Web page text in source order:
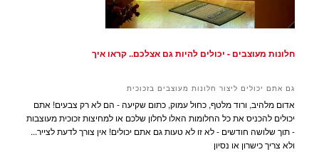
חלונות מעוצבים - יכולים להיות גם אצלכם.. קראו איך
גם אתם יכולים ליצור חלונות מעוצבים בזכוכית
אדום מלהיב, ורוד מלטף, כחול עמוק, כתום שקיעה - הם לא רק צבעים! אתם
יכולים להכניס את כל החלומות האלו לחלון שלכם או למחיצות זכוכית מעוצבות
- תוך שלושה חודשים - לא זו לא טעות גם אתם יכולים! אין צורך לדעת לצייר...
ולא צריך כישרון או נסיון